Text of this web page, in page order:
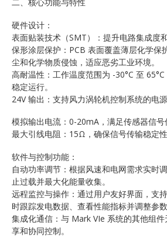
二、核心功能与特性
硬件设计：
表面贴装技术（SMT）：提升电路集成度和
保形涂层保护：PCB 表面覆盖薄层化学保
尘和化学物质侵蚀，适应恶劣工业环境。
高耐温性：工作温度范围为 -30°C 至
稳定运行。
24V 输出：支持风力涡轮机控制系统的电源
模拟输出电流：0-20mA，满足传感器信号
最大引线电阻：15Ω，确保信号传输稳定性
软件与控制功能：
自动功率调节：根据风速和电网需求实时
止过载并最大化能量收集。
远程监控与操作：通过用户友好界面，支
时跟踪发电数据、查看性能指标并调整参数
集成化通信：与 Mark VIe 系统的其他组
享和协同控制。